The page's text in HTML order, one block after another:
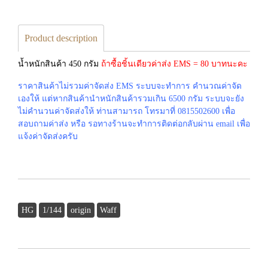
Product description
น้ำหนักสินค้า 450 กรัม ถ้าซื้อชิ้นเดียวค่าส่ง EMS = 80 บาทนะคะ
ราคาสินค้าไม่รวมค่าจัดส่ง EMS ระบบจะทำการ คำนวณค่าจัด
เองให้ แต่หากสินค้านำหนักสินค้ารวมเกิน 6500 กรัม ระบบจะยัง
ไม่คำนวนค่าจัดส่งให้ ท่านสามารถ โทรมาที่ 0815502600 เพื่อ
สอบถามค่าส่ง หรือ รอทางร้านจะทำการติดต่อกลับผ่าน email เพื่อ
แจ้งค่าจัดส่งครับ
HG 1/144 origin Waff